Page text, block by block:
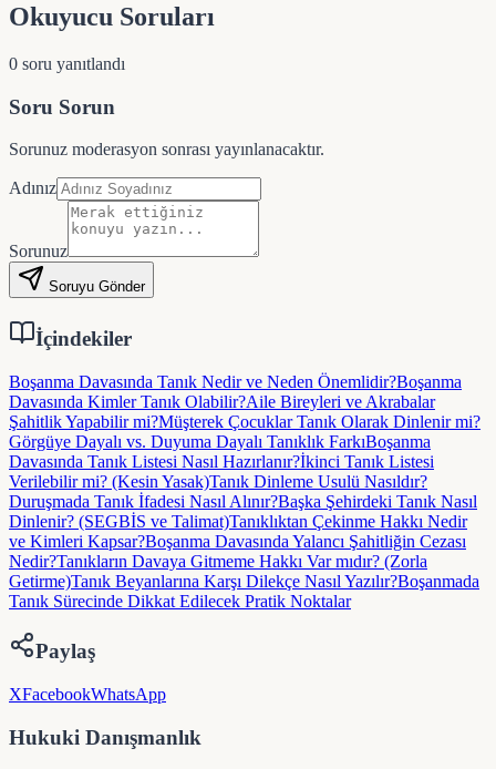
Okuyucu Soruları
0 soru yanıtlandı
Soru Sorun
Sorunuz moderasyon sonrası yayınlanacaktır.
Adınız
Sorunuz
Soruyu Gönder
İçindekiler
Boşanma Davasında Tanık Nedir ve Neden Önemlidir?Boşanma
Davasında Kimler Tanık Olabilir?Aile Bireyleri ve Akrabalar
Şahitlik Yapabilir mi?Müşterek Çocuklar Tanık Olarak Dinlenir mi?
Görgüye Dayalı vs. Duyuma Dayalı Tanıklık FarkıBoşanma
Davasında Tanık Listesi Nasıl Hazırlanır?İkinci Tanık Listesi
Verilebilir mi? (Kesin Yasak)Tanık Dinleme Usulü Nasıldır?
Duruşmada Tanık İfadesi Nasıl Alınır?Başka Şehirdeki Tanık Nasıl
Dinlenir? (SEGBİS ve Talimat)Tanıklıktan Çekinme Hakkı Nedir
ve Kimleri Kapsar?Boşanma Davasında Yalancı Şahitliğin Cezası
Nedir?Tanıkların Davaya Gitmeme Hakkı Var mıdır? (Zorla
Getirme)Tanık Beyanlarına Karşı Dilekçe Nasıl Yazılır?Boşanmada
Tanık Sürecinde Dikkat Edilecek Pratik Noktalar
Paylaş
XFacebookWhatsApp
Hukuki Danışmanlık